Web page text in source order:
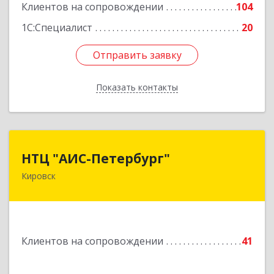
Клиентов на сопровождении
104
1С:Специалист
20
Отправить заявку
Показать контакты
Отправить заявку
Назад
НТЦ "АИС-Петербург"
Кировск
Клиентов на сопровождении 41
НТЦ "АИС-Петербург"
187342, Ленинградская обл, Кировск г, р-н